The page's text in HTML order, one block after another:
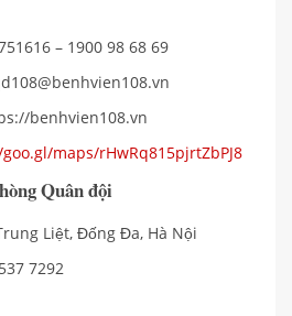
– 1900 98 68 69
benhvien108.vn
maps/rHwRq815pjrtZbPJ8
Quân đội
Liệt, Đống Đa, Hà Nội
7292